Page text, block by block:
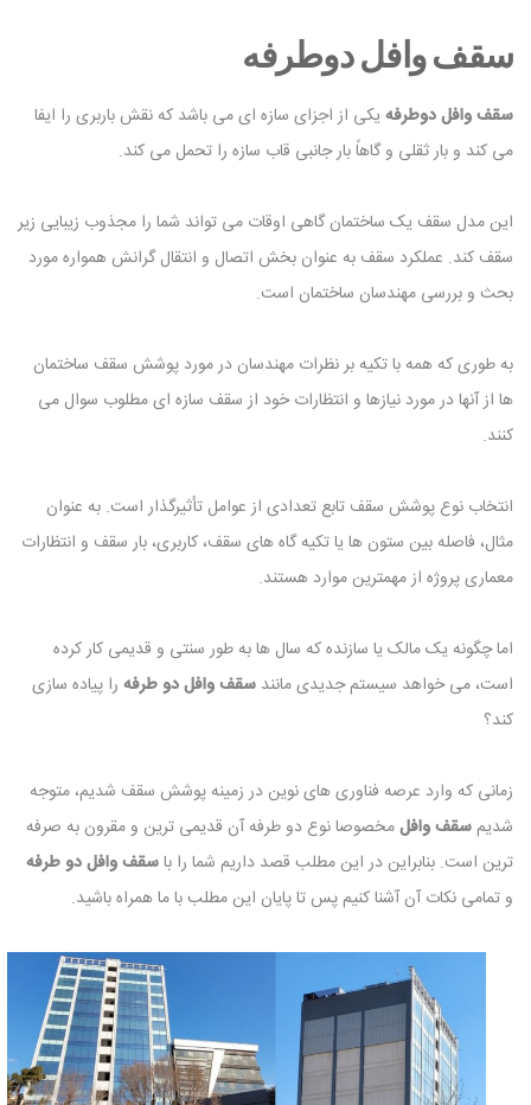
سقف وافل دوطرفه
سقف وافل دوطرفه یکی از اجزای سازه ای می باشد که نقش باربری را ایفا
می کند و بار ثقلی و گاهاً بار جانبی قاب سازه را تحمل می کند.
این مدل سقف یک ساختمان گاهی اوقات می تواند شما را مجذوب زیبایی زیر
سقف کند. عملکرد سقف به عنوان بخش اتصال و انتقال گرانش همواره مورد
بحث و بررسی مهندسان ساختمان است.
به طوری که همه با تکیه بر نظرات مهندسان در مورد پوشش سقف ساختمان
ها از آنها در مورد نیازها و انتظارات خود از سقف سازه ای مطلوب سوال می
کنند.
انتخاب نوع پوشش سقف تابع تعدادی از عوامل تأثیرگذار است. به عنوان
مثال، فاصله بین ستون ها یا تکیه گاه های سقف، کاربری، بار سقف و انتظارات
معماری پروژه از مهمترین موارد هستند.
اما چگونه یک مالک یا سازنده که سال ها به طور سنتی و قدیمی کار کرده
است، می خواهد سیستم جدیدی مانند سقف وافل دو طرفه را پیاده سازی
کند؟
زمانی که وارد عرصه فناوری های نوین در زمینه پوشش سقف شدیم، متوجه
شدیم سقف وافلمخصوصا نوع دو طرفه آن قدیمی ترین و مقرون به صرفه
ترین است. بنابراین در این مطلب قصد داریم شما را باسقف وافل دو طرفه
و تمامی نکات آن آشنا کنیم پس تا پایان این مطلب با ما همراه باشید.